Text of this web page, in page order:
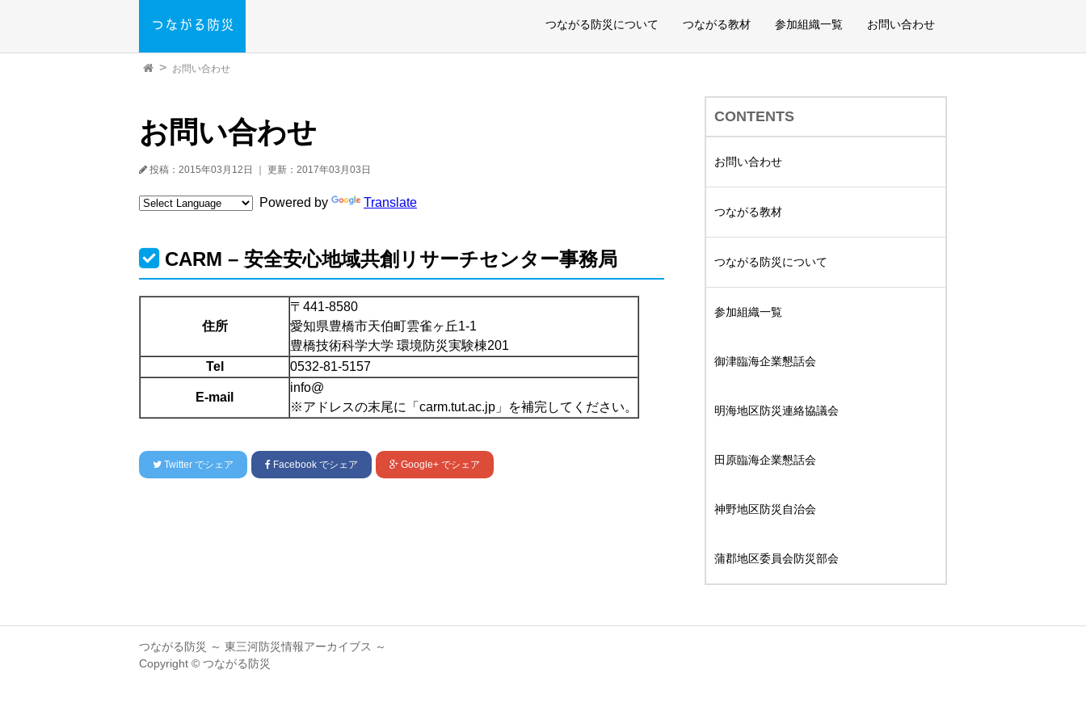
つながる防災について つながる教材 参加組織一覧 お問い合わせ
お問い合わせ
お問い合わせ
投稿：2015年03月12日 更新：2017年03月03日
Powered by Translate
CARM – 安全安心地域共創リサーチセンター事務局
住所
〒441-8580
愛知県豊橋市天伯町雲雀ヶ丘1-1
豊橋技術科学大学 環境防災実験棟201
Tel
0532-81-5157
E-mail
info@
※アドレスの末尾に「carm.tut.ac.jp」を補完してください。
Twitter でシェア Facebook でシェア Google+ でシェア
CONTENTS
お問い合わせ
つながる教材
つながる防災について
参加組織一覧
御津臨海企業懇話会
明海地区防災連絡協議会
田原臨海企業懇話会
神野地区防災自治会
蒲郡地区委員会防災部会
つながる防災 ～ 東三河防災情報アーカイブス ～
Copyright © つながる防災